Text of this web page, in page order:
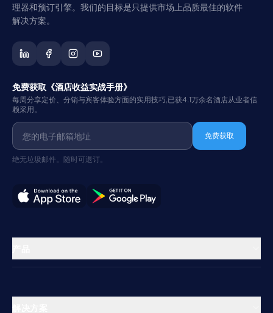
理器和预订引擎。我们的目标是只提供市场上品质最佳的软件
解决方案。
免费获取《酒店收益实战手册》
每周分享定价、分销与宾客体验方面的实用技巧,已获4.1万余名酒店从业者信
赖采用。
免费获取
绝无垃圾邮件。随时可退订。
物业管理